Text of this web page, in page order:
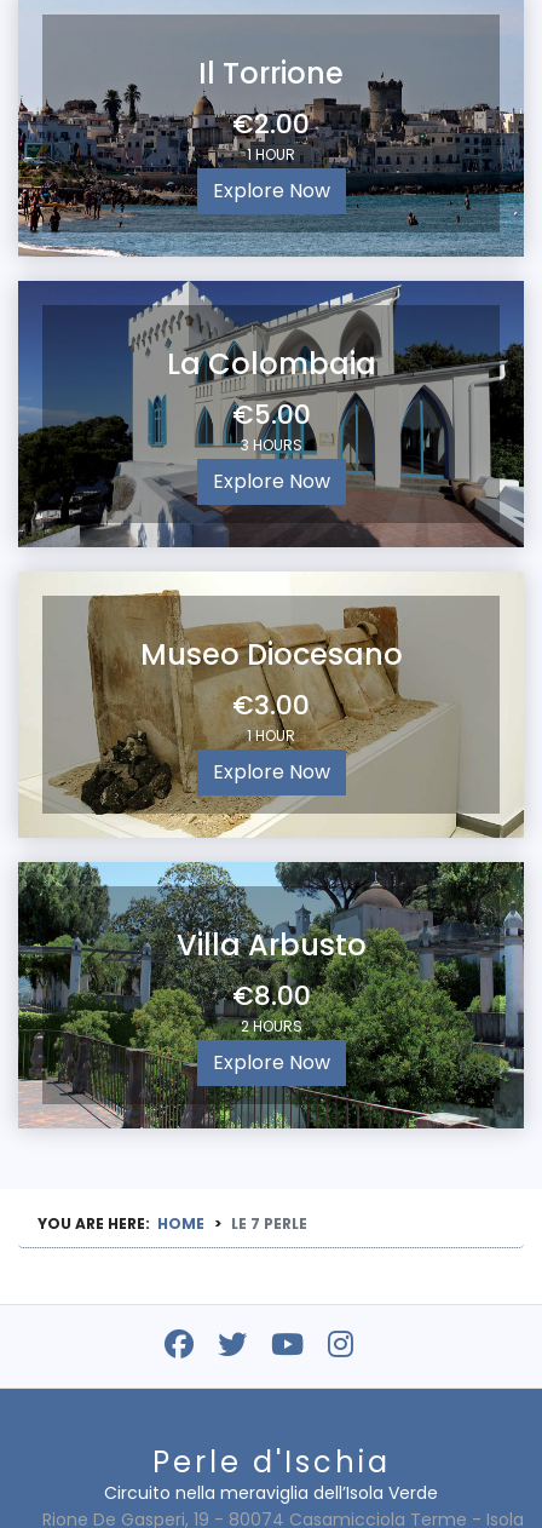
Il Torrione
€2.00
1 HOUR
Explore Now
La Colombaia
€5.00
3 HOURS
Explore Now
Museo Diocesano
€3.00
1 HOUR
Explore Now
Villa Arbusto
€8.00
2 HOURS
Explore Now
YOU ARE HERE: HOME LE 7 PERLE
Perle d'Ischia
Circuito nella meraviglia dell’Isola Verde
Rione De Gasperi, 19 - 80074 Casamicciola Terme - Isola